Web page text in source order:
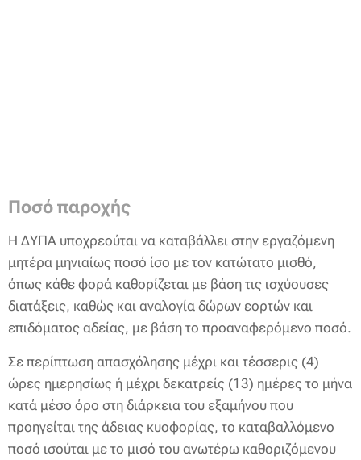
Ποσό παροχής
Η ΔΥΠΑ υποχρεούται να καταβάλλει στην εργαζόμενη
μητέρα μηνιαίως ποσό ίσο με τον κατώτατο μισθό,
όπως κάθε φορά καθορίζεται με βάση τις ισχύουσες
διατάξεις, καθώς και αναλογία δώρων εορτών και
επιδόματος αδείας, με βάση το προαναφερόμενο ποσό.
Σε περίπτωση απασχόλησης μέχρι και τέσσερις (4)
ώρες ημερησίως ή μέχρι δεκατρείς (13) ημέρες το μήνα
κατά μέσο όρο στη διάρκεια του εξαμήνου που
προηγείται της άδειας κυοφορίας, το καταβαλλόμενο
ποσό ισούται με το μισό του ανωτέρω καθοριζόμενου